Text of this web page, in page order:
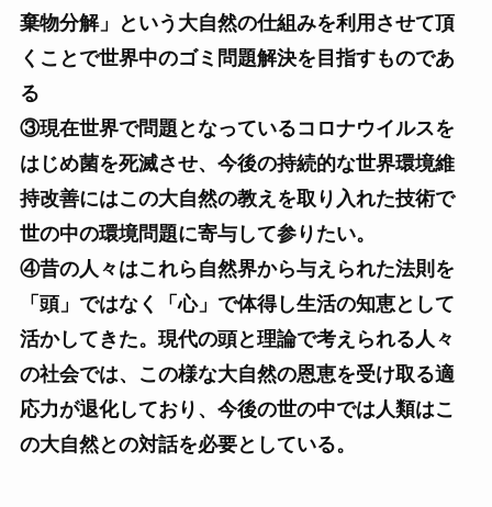
棄物分解」という大自然の仕組みを利用させて頂
くことで世界中のゴミ問題解決を目指すものであ
る
③現在世界で問題となっているコロナウイルスを
はじめ菌を死滅させ、今後の持続的な世界環境維
持改善にはこの大自然の教えを取り入れた技術で
世の中の環境問題に寄与して参りたい。
④昔の人々はこれら自然界から与えられた法則を
「頭」ではなく「心」で体得し生活の知恵として
活かしてきた。現代の頭と理論で考えられる人々
の社会では、この様な大自然の恩恵を受け取る適
応力が退化しており、今後の世の中では人類はこ
の大自然との対話を必要としている。